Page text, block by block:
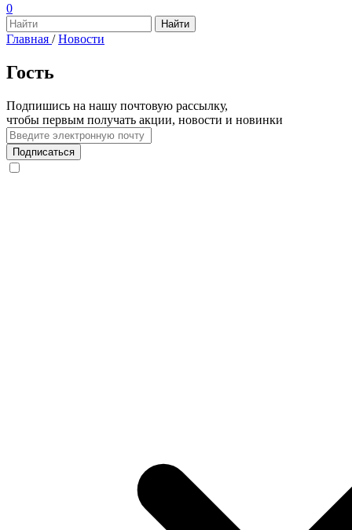
0
Главная / Новости
Гость
Подпишись на нашу почтовую рассылку,
чтобы первым получать акции, новости и новинки
Подписаться